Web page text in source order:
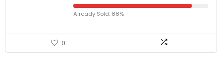
Already Sold: 88%
0